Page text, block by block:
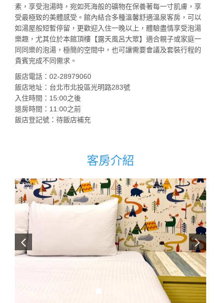
素，享受泡湯時，宛如死海般的礦物在保養著每一寸肌膚，享
受最極致的美體感受。館內結合多種溫馨舒適溫泉客房，可以
如湯屋般短暫停留，更歡迎入住一晚以上，體驗盡情享受泡湯
樂趣，尤其位於本館頂樓【露天風呂大眾】適合親子或家庭一
同同樂的泡湯，極簡的空間中，也可讓需要會議及套裝行程的
貴賓完成不同需求。
飯店電話：02-28979060
飯店地址：台北市北投區光明路283號
入住時間：15:00之後
退房時間：11:00之前
飯店登記號：待飯店補充
客房介紹